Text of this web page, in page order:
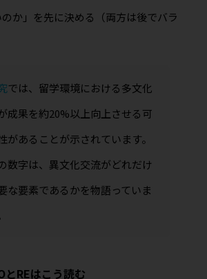
か」を先に決める（両方は後でバラ
では、留学環境における多文化
成果を約20%以上向上させる可
があることが示されています。
数字は、異文化交流がどれだけ
な要素であるかを物語っていま
とREはこう読む